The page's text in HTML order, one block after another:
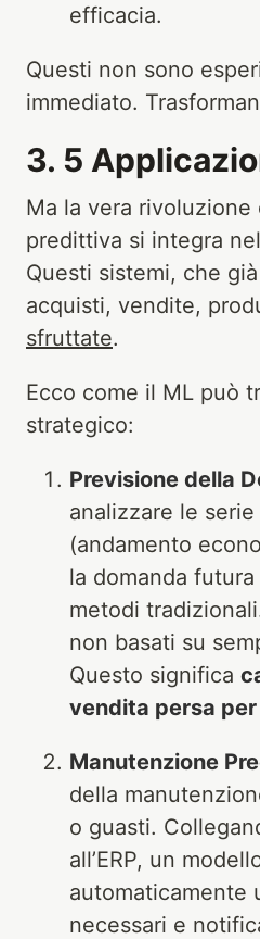
efficacia.
Questi non sono
immediato.
3. 5
Ma la vera
predittiva si integra
Questi sistemi, che
acquisti, vendite,
sfruttate.
Ecco come il ML può
strategico:
Previsione della
analizzare le
(andamento
la domanda
metodi
non basati su
Questo significa
vendita persa
Manutenzione
della
o guasti.
all’ERP, un
automaticamente
necessari e